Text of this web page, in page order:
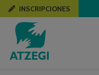
INSCRIPCIONES